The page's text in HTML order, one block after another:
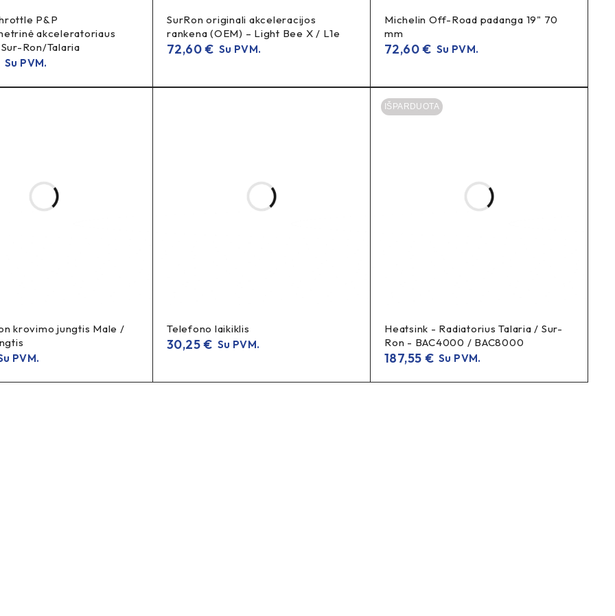
P&P
akceleratoriaus
Ron/Talaria
Su PVM.
SurRon originali akceleracijos
rankena (OEM) – Light Bee X / L1e
72,60€ Su PVM.
Michelin Off-Road padanga 19" 70
mm
72,60€ Su PVM.
krovimo jungtis Male /
PVM.
Telefono laikiklis
30,25€ Su PVM.
IŠPARDUOTA
Heatsink - Radiatorius Talaria / Sur-
Ron - BAC4000 / BAC8000
187,55 € Su PVM.